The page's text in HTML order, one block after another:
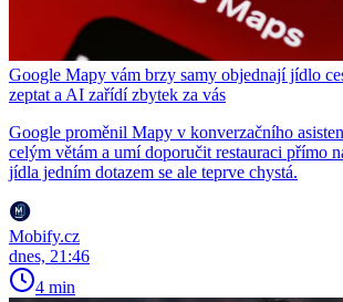
Google Mapy vám brzy samy objednají jídlo
zeptat a AI zařídí zbytek za vás
Google proměnil Mapy v konverzačního
celým větám a umí doporučit restauraci přímo
jídla jedním dotazem se ale teprve chystá.
Mobify.cz
dnes, 21:46
4 min